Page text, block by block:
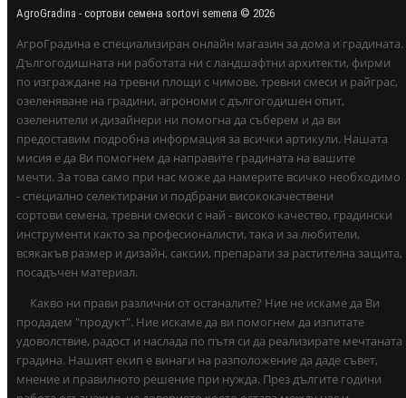
AgroGradina - сортови семена sortovi semena © 2026
АгроГрадина е специализиран онлайн магазин за дома и градината.
Дългогодишната ни работата ни с ландшафтни архитекти, фирми
по изграждане на тревни площи с чимове, тревни смеси и райграс,
озеленяване на градини, агрономи с дългогодишен опит,
озеленители и дизайнери ни помогна да съберем и да ви
предоставим подробна информация за всички артикули. Нашата
мисия е да Ви помогнем да направите градината на вашите
мечти. За това само при нас може да намерите всичко необходимо
- специално селектирани и подбрани висококачествени
сортови семена, тревни смески с най - високо качество, градински
инструменти както за професионалисти, така и за любители,
всякакъв размер и дизайн, саксии, препарати за растителна защита,
посадъчен материал.
Какво ни прави различни от останалите? Ние не искаме да Ви
продадем "продукт". Ние искаме да ви помогнем да изпитате
удоволствие, радост и наслада по пътя си да реализирате мечтаната
градина. Нашият екип е винаги на разположение да даде съвет,
мнение и правилното решение при нужда. През дългите години